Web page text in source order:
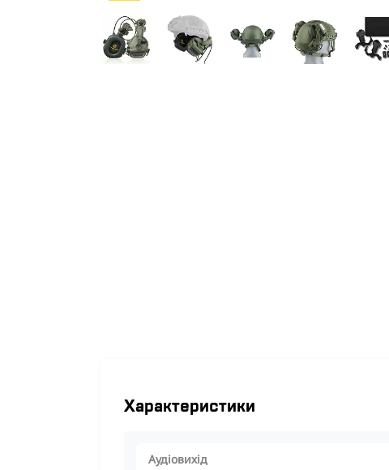
Характеристики
Аудіовихід